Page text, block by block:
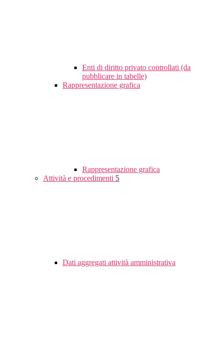
Enti di diritto privato controllati (da
pubblicare in tabelle)
Rappresentazione grafica
Rappresentazione grafica
Attività e procedimenti 5
Dati aggregati attività amministrativa